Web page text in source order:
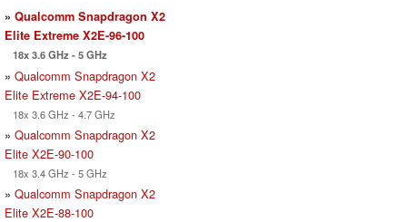
» Qualcomm Snapdragon X2
Elite Extreme X2E-96-100
18x 3.6 GHz - 5 GHz
» Qualcomm Snapdragon X2
Elite Extreme X2E-94-100
18x 3.6 GHz - 4.7 GHz
» Qualcomm Snapdragon X2
Elite X2E-90-100
18x 3.4 GHz - 5 GHz
» Qualcomm Snapdragon X2
Elite X2E-88-100